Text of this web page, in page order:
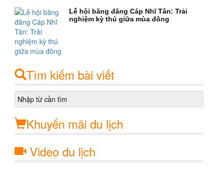
Lễ hội băng đăng Cáp Nhĩ Tân: Trải
nghiệm kỳ thú giữa mùa đông
Tìm kiếm bài viết
Khuyến mãi du lịch
Video du lịch